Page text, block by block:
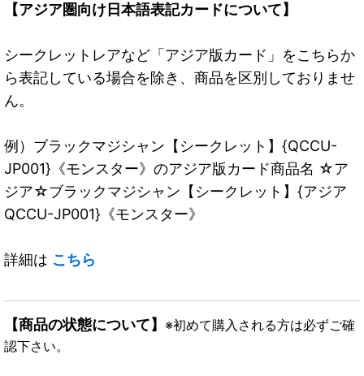
【アジア圏向け日本語表記カードについて】
シークレットレアなど「アジア版カード」をこちらか
ら表記している場合を除き、商品を区別しておりませ
ん。
例）ブラックマジシャン【シークレット】{QCCU-
JP001}《モンスター》のアジア版カード商品名 ☆ア
ジア☆ブラックマジシャン【シークレット】{アジア
QCCU-JP001}《モンスター》
詳細は こちら
【商品の状態について】 ※初めて購入される方は必ずご確
認下さい。